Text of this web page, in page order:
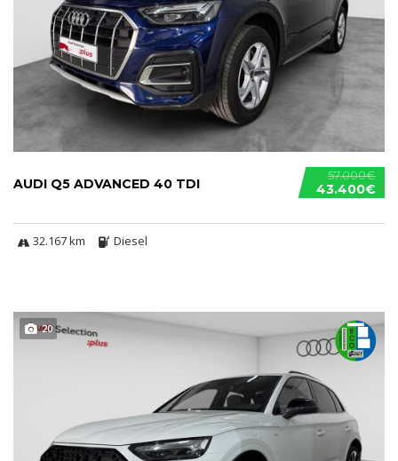
57.000€
43.400€
AUDI Q5 ADVANCED 40 TDI
32.167 km Diesel
20